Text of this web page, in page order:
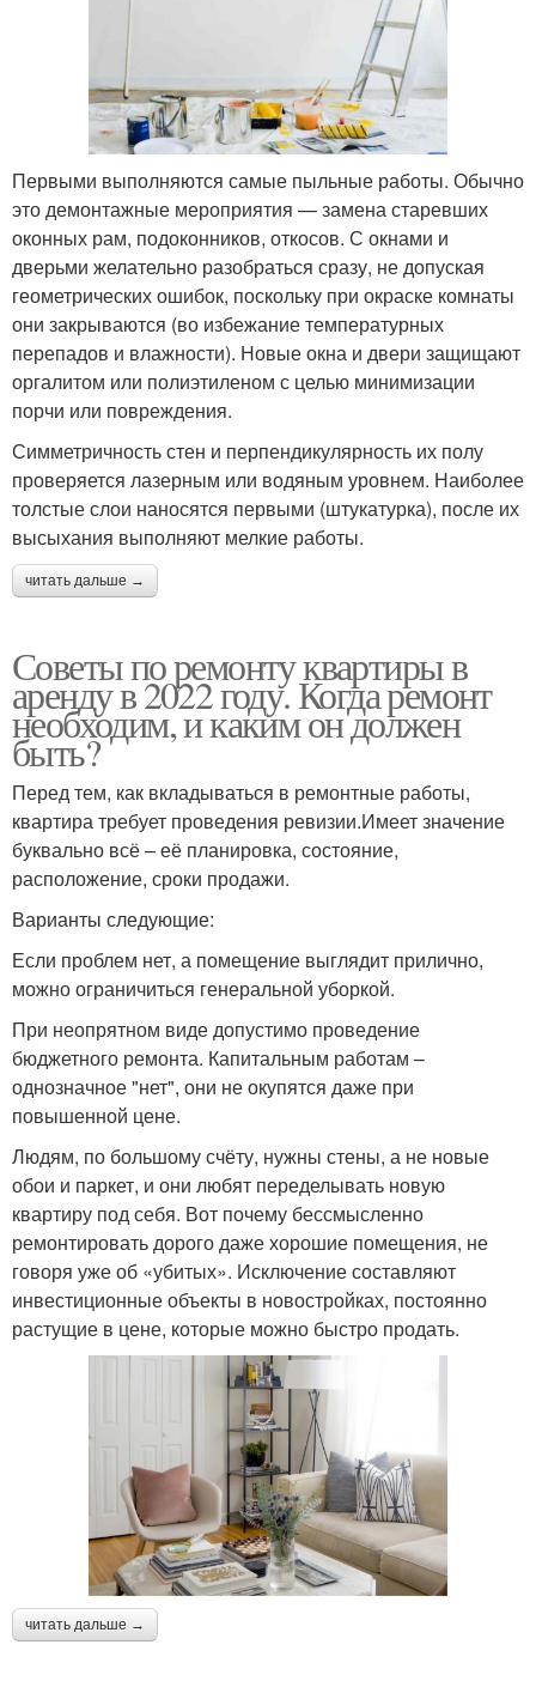
Первыми выполняются самые пыльные работы. Обычно
это демонтажные мероприятия — замена старевших
оконных рам, подоконников, откосов. С окнами и
дверьми желательно разобраться сразу, не допуская
геометрических ошибок, поскольку при окраске комнаты
они закрываются (во избежание температурных
перепадов и влажности). Новые окна и двери защищают
оргалитом или полиэтиленом с целью минимизации
порчи или повреждения.
Симметричность стен и перпендикулярность их полу
проверяется лазерным или водяным уровнем. Наиболее
толстые слои наносятся первыми (штукатурка), после их
высыхания выполняют мелкие работы.
читать дальше →
Советы по ремонту квартиры в
аренду в 2022 году. Когда ремонт
необходим, и каким он должен
быть?
Перед тем, как вкладываться в ремонтные работы,
квартира требует проведения ревизии.Имеет значение
буквально всё – её планировка, состояние,
расположение, сроки продажи.
Варианты следующие:
Если проблем нет, а помещение выглядит прилично,
можно ограничиться генеральной уборкой.
При неопрятном виде допустимо проведение
бюджетного ремонта. Капитальным работам –
однозначное "нет", они не окупятся даже при
повышенной цене.
Людям, по большому счёту, нужны стены, а не новые
обои и паркет, и они любят переделывать новую
квартиру под себя. Вот почему бессмысленно
ремонтировать дорого даже хорошие помещения, не
говоря уже об «убитых». Исключение составляют
инвестиционные объекты в новостройках, постоянно
растущие в цене, которые можно быстро продать.
читать дальше →